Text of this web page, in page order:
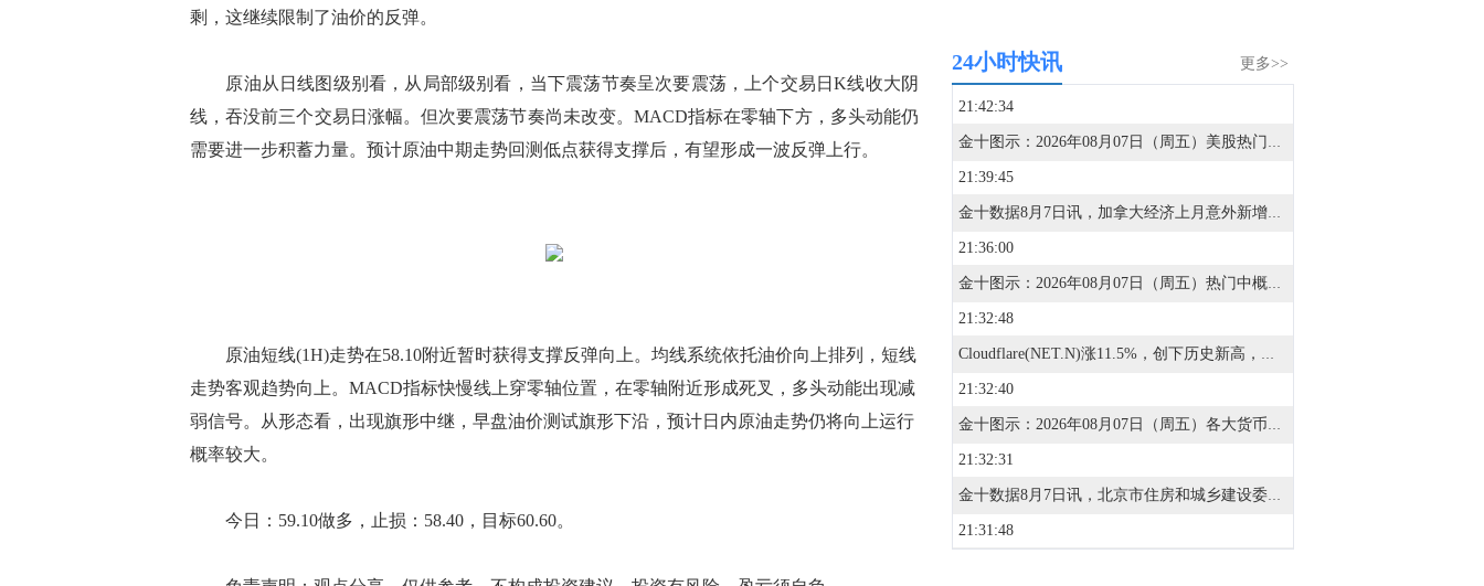
剩，这继续限制了油价的反弹。
原油从日线图级别看，从局部级别看，当下震荡节奏呈次要震荡，上个交易日K线收大阴
线，吞没前三个交易日涨幅。但次要震荡节奏尚未改变。MACD指标在零轴下方，多头动能仍
需要进一步积蓄力量。预计原油中期走势回测低点获得支撑后，有望形成一波反弹上行。
原油短线(1H)走势在58.10附近暂时获得支撑反弹向上。均线系统依托油价向上排列，短线
走势客观趋势向上。MACD指标快慢线上穿零轴位置，在零轴附近形成死叉，多头动能出现减
弱信号。从形态看，出现旗形中继，早盘油价测试旗形下沿，预计日内原油走势仍将向上运行
概率较大。
今日：59.10做多，止损：58.40，目标60.60。
更多>>
24小时快讯
21:42:34
金十图示：2026年08月07日（周五）美股热门股票行情一览（美股盘初）
21:39:45
金十数据8月7日讯，加拿大经济上月意外新增7.51万个就业岗位，同时失业率降至两年来的最低水平，这是经济正在走向复苏的最新迹象。加拿大统计局周五公布的数据显示，7月加拿大失业率从6月的6.5%小幅降至6.4%。数据公布后，加元迅速升至盘中新高，涨幅一度达到0.5%。加拿大国债在数据公布后立即遭到抛售，但随后逆转走势并上涨，因市场同时消化美国就业意外下降的影响。5月至7月期间，加拿大就业人数累计增加18.11万人，创下自美国总统特朗普开始对加拿大商品加征关税以来最大的三个月就业增幅。强于预期的就业数据表明，加拿大经济动能正延续至第三季度。近期经济数据表明，在受到美国关税影响经历一年停滞后，加拿大经济第二季度出现明显反弹。
21:36:00
金十图示：2026年08月07日（周五）热门中概股行情一览（美股盘初）
21:32:48
Cloudflare(NET.N)涨11.5%，创下历史新高，此前上调年收入预测。
21:32:40
金十图示：2026年08月07日（周五）各大货币对表现
21:32:31
金十数据8月7日讯，北京市住房和城乡建设委员会、北京市规划和自然资源委员会、北京住房公积金管理中心7日晚联合印发《关于进一步优化调整本市房地产政策的通知》。其中提到，适度提高住房公积金最高贷款额度。购房家庭中1人为公积金缴存人的，购买首套住房公积金贷款最高贷款额度为120万元，二套住房公积金贷款最高额度为100万元；夫妻双方均为缴存人的，购买首套住房公积金贷款最高贷款额度为240万元，二套住房公积金贷款最高额度为200万元。符合以下条件的，最高贷款额度可进一步上浮：1.城六区户籍居民家庭，在城六区外购买首套住房的，最高可上浮20万元；2.购买住房符合本市建筑绿色发展支持政策的，最高可上浮40万元；3.本市户籍二孩及以上多子女家庭购买住房的，可上浮40万元。同时符合多项条件的，最高贷款额度可叠加上浮，购房家庭中1人为公积金缴存人的，最高上浮60万元；夫妻双方均为缴存人的，最高上浮100万元。实际贷款额度依据购房家庭还款能力确定。
21:31:48